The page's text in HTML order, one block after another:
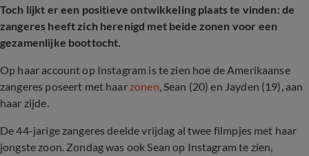
Toch lijkt er een positieve ontwikkeling plaats te vinden: de
zangeres heeft zich herenigd met beide zonen voor een
gezamenlijke boottocht.
Op haar account op Instagram is te zien hoe de Amerikaanse
zangeres poseert met haarzonen, Sean (20) en Jayden (19), aan
haar zijde.
De 44-jarige zangeres deelde vrijdag al twee filmpjes met haar
jongste zoon. Zondag was ook Sean op Instagram te zien,